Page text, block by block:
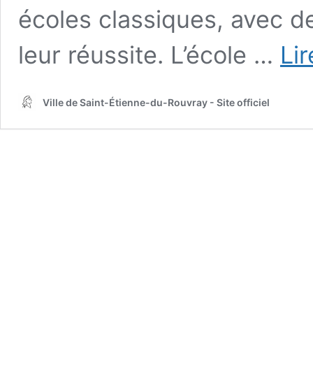
écoles classiques, avec
leur réussite. L’école …
Ville de Saint-Étienne-du-Rouvray - Site officiel